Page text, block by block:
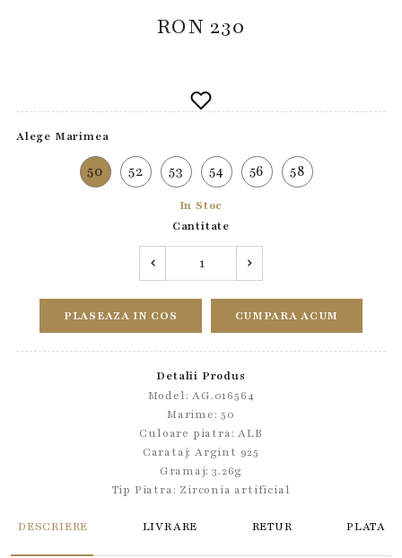
RON 230
Alege Marimea
50 52 53 54 56 58
In Stoc
Cantitate
PLASEAZA IN COS CUMPARA ACUM
Detalii Produs
Model: AG.016564
Marime: 50
Culoare piatra: ALB
Carataj: Argint 925
Gramaj: 3.26g
Tip Piatra: Zirconia artificial
DESCRIERE LIVRARE RETUR PLATA